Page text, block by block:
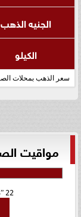
الجنيه الذهب
الكيلو
سعر الذهب بمحلات
مواقيت
22